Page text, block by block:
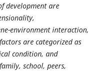
development are
environment interaction,
are categorized as
condition, and
school, peers,